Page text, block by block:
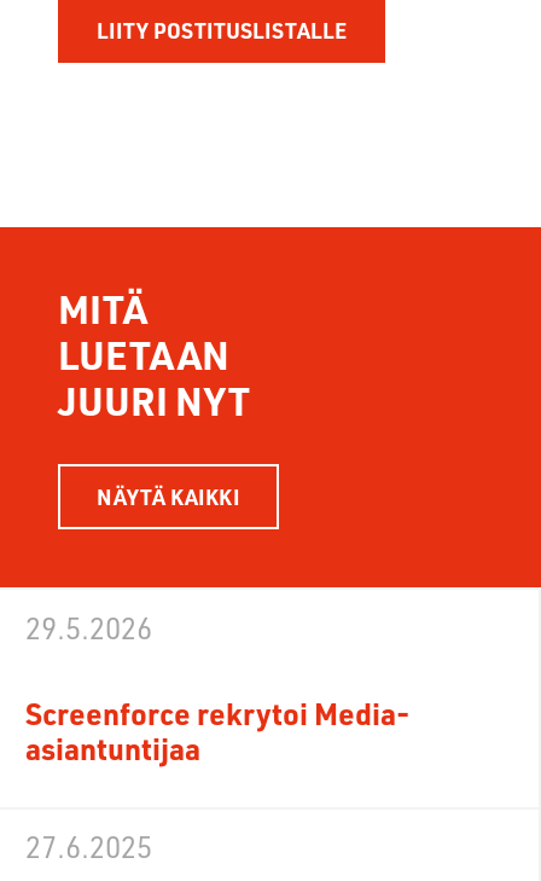
MITÄ
LUETAAN
JUURI NYT
NÄYTÄ KAIKKI
Screenforce rekrytoi Media-
asiantuntijaa
29.5.2026
27.6.2025